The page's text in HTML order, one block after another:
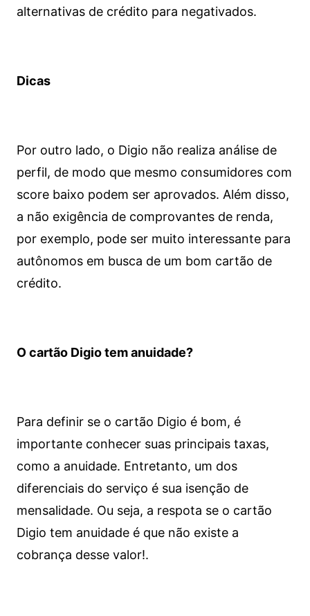
alternativas de crédito para negativados.
Dicas
Por outro lado, o Digio não realiza análise de
perfil, de modo que mesmo consumidores com
score baixo podem ser aprovados. Além disso,
a não exigência de comprovantes de renda,
por exemplo, pode ser muito interessante para
autônomos em busca de um bom cartão de
crédito.
O cartão Digio tem anuidade?
Para definir se o cartão Digio é bom, é
importante conhecer suas principais taxas,
como a anuidade. Entretanto, um dos
diferenciais do serviço é sua isenção de
mensalidade. Ou seja, a respota se o cartão
Digio tem anuidade é que não existe a
cobrança desse valor!.